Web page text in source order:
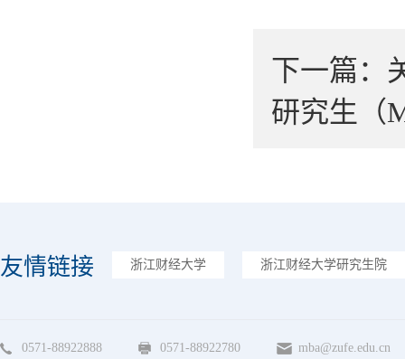
下一篇：
研究生（
友情链接 浙江财经大学 浙江财经大学研究生院
0571-88922888 0571-88922780 mba@zufe.edu.cn